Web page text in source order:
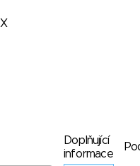
X
Doplňující
informace